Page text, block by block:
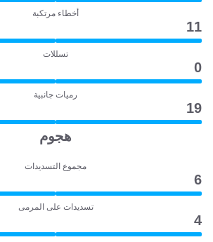
أخطاء مرتكبة
11
تسللات
0
رميات جانبية
19
هجوم
مجموع التسديدات
6
تسديدات على المرمى
4